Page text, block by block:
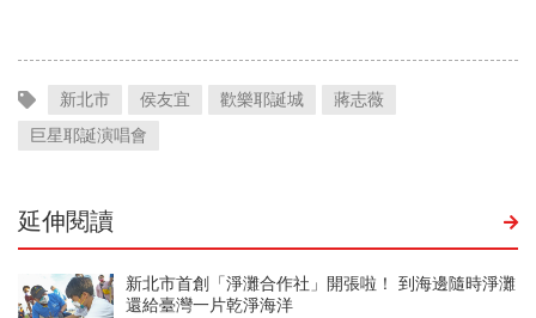
新北市 侯友宜 歡樂耶誕城
蔣志薇
巨星耶誕演唱會
延伸閱讀
新北市首創「淨灘合作社」開張啦！ 到海邊隨時淨灘
還給臺灣一片乾淨海洋